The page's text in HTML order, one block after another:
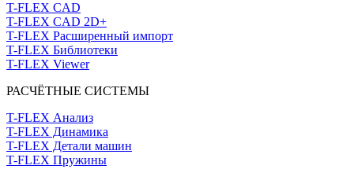
T-FLEX CAD
T-FLEX CAD 2D+
T-FLEX Расширенный импорт
T-FLEX Библиотеки
T-FLEX Viewer
РАСЧЁТНЫЕ СИСТЕМЫ
T-FLEX Анализ
T-FLEX Динамика
T-FLEX Детали машин
T-FLEX Пружины